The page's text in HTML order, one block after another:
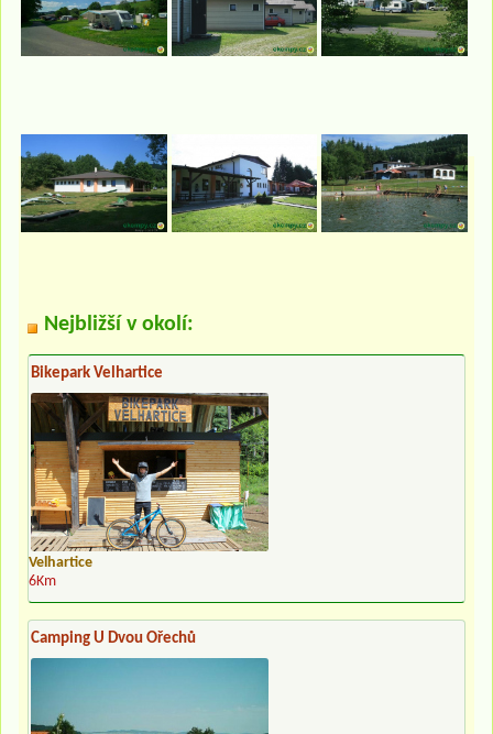
Nejbližší v okolí:
Bikepark Velhartice
Velhartice
6Km
Camping U Dvou Ořechů